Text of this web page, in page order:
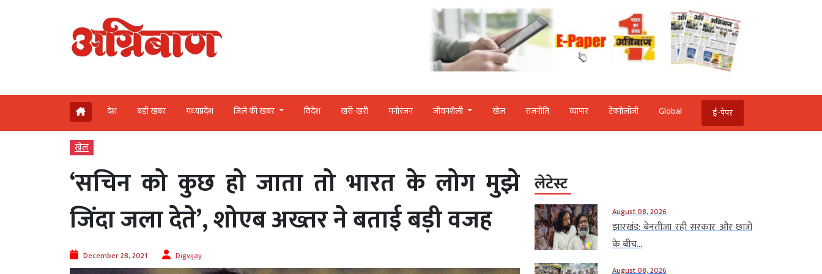
देश बड़ी खबर मध्‍यप्रदेश जिले की खबर विदेश खरी-खरी मनोरंजन जीवनशैली खेल राजनीति व्‍यापार टेक्‍नोलॉजी Global ई-पेपर
खेल
‘सचिन को कुछ हो जाता तो भारत के लोग मुझे
जिंदा जला देते’, शोएब अख्तर ने बताई बड़ी वजह
December 28, 2021 Digvijay
लेटेस्ट
August 08, 2026
झारखंड: बेनतीजा रही सरकार और छात्रों
के बीच...
August 08, 2026